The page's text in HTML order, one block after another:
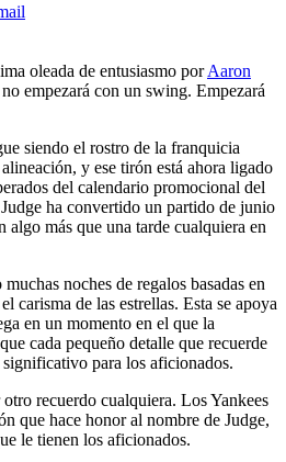
oleada de entusiasmo porAaron
empezará con un swing. Empezará
siendo el rostro de la franquicia
y ese tirón está ahora ligado
del calendario promocional del
ha convertido un partido de junio
más que una tarde cualquiera en
noches de regalos basadas en
carisma de las estrellas. Esta se apoya
en un momento en el que la
cada pequeño detalle que recuerde
significativo para los aficionados.
recuerdo cualquiera. Los Yankees
que hace honor al nombre de Judge,
le tienen los aficionados.